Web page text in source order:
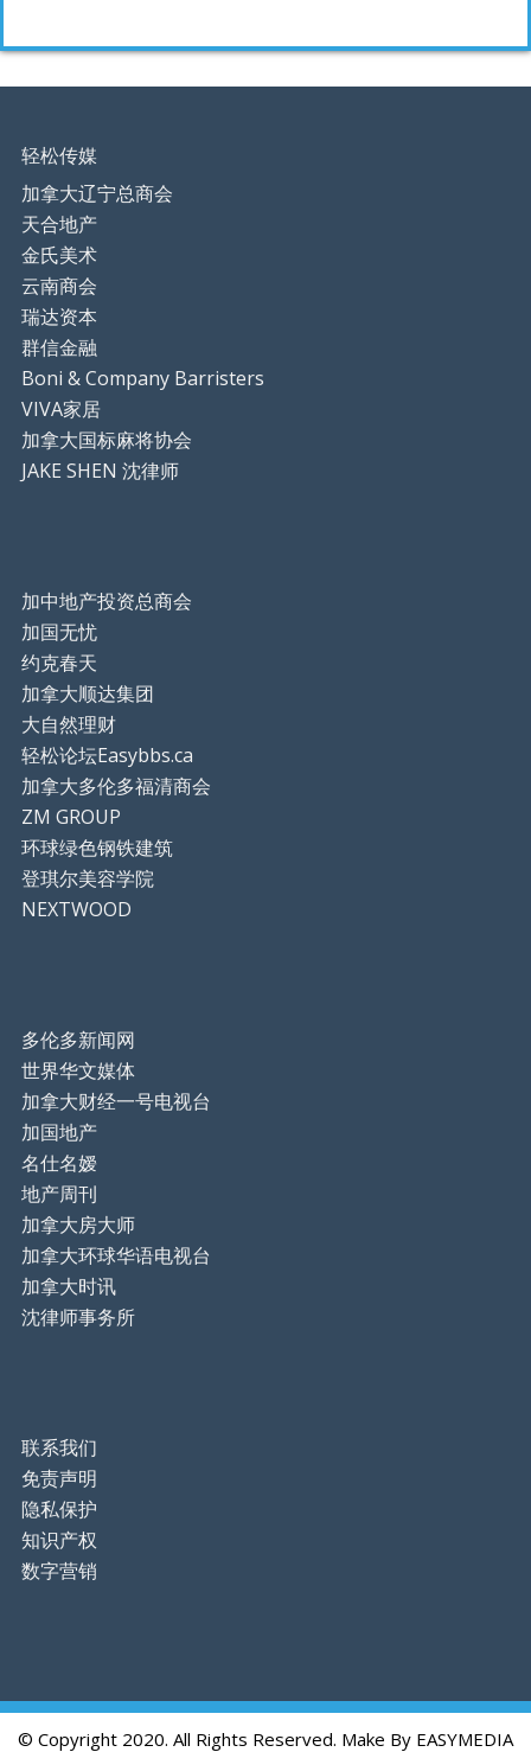
轻松传媒
加拿大辽宁总商会
天合地产
金氏美术
云南商会
瑞达资本
群信金融
Boni & Company Barristers
VIVA家居
加拿大国标麻将协会
JAKE SHEN 沈律师
加中地产投资总商会
加国无忧
约克春天
加拿大顺达集团
大自然理财
轻松论坛Easybbs.ca
加拿大多伦多福清商会
ZM GROUP
环球绿色钢铁建筑
登琪尔美容学院
NEXTWOOD
多伦多新闻网
世界华文媒体
加拿大财经一号电视台
加国地产
名仕名嫒
地产周刊
加拿大房大师
加拿大环球华语电视台
加拿大时讯
沈律师事务所
联系我们
免责声明
隐私保护
知识产权
数字营销
© Copyright 2020. All Rights Reserved. Make By EASYMEDIA